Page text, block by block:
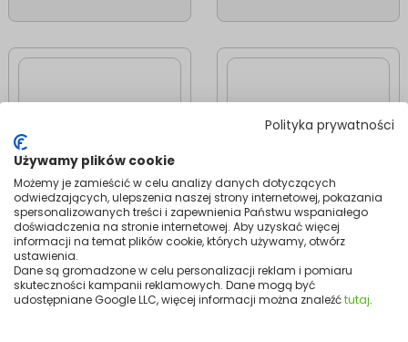
Polityka prywatności
Używamy plików cookie
Możemy je zamieścić w celu analizy danych dotyczących
odwiedzających, ulepszenia naszej strony internetowej, pokazania
spersonalizowanych treści i zapewnienia Państwu wspaniałego
doświadczenia na stronie internetowej. Aby uzyskać więcej
informacji na temat plików cookie, których używamy, otwórz
ustawienia.
Dane są gromadzone w celu personalizacji reklam i pomiaru
skuteczności kampanii reklamowych. Dane mogą być
udostępniane Google LLC, więcej informacji można znaleźćtutaj.
Ogrzewanie
Wieszak haczyk na
grzejnik drabinkowy
| 2 szt., Biały
49,99 zł
Ogrzewanie
Półka do grzejnika
łazienkowego LYON
| Biały
69,99 zł